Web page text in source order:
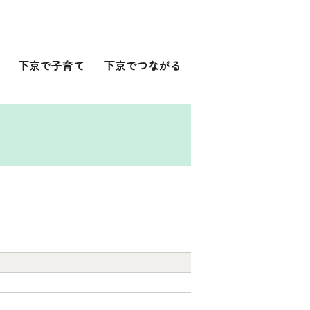
下京で子育て 下京でつながる